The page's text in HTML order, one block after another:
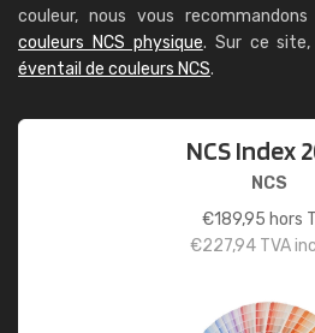
couleur, nous vous
couleurs NCS physique. Sur ce
éventail de couleurs NCS.
NCS Index
NCS
€189,95 hors
€227,94 TVA